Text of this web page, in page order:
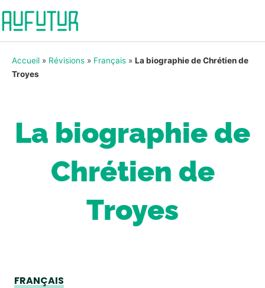
Accueil » Révisions » Français » La biographie de Chrétien de
Troyes
La biographie de
Chrétien de
Troyes
FRANÇAIS